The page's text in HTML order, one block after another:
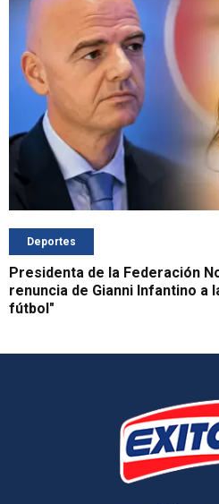
Deportes
Presidenta de la Federación
renuncia de Gianni Infantino a
fútbol"